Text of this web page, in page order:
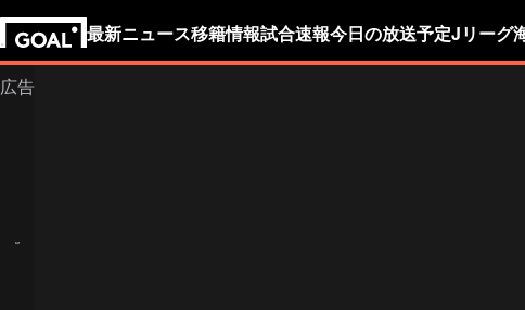
最新ニュース移籍情報試合速報今日の放送予定Jリーグ